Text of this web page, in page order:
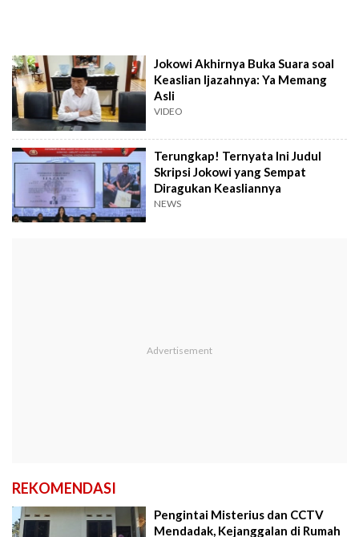
Jokowi Akhirnya Buka Suara soal
Keaslian Ijazahnya: Ya Memang
Asli
VIDEO
Terungkap! Ternyata Ini Judul
Skripsi Jokowi yang Sempat
Diragukan Keasliannya
NEWS
REKOMENDASI
Pengintai Misterius dan CCTV
Mendadak, Kejanggalan di Rumah